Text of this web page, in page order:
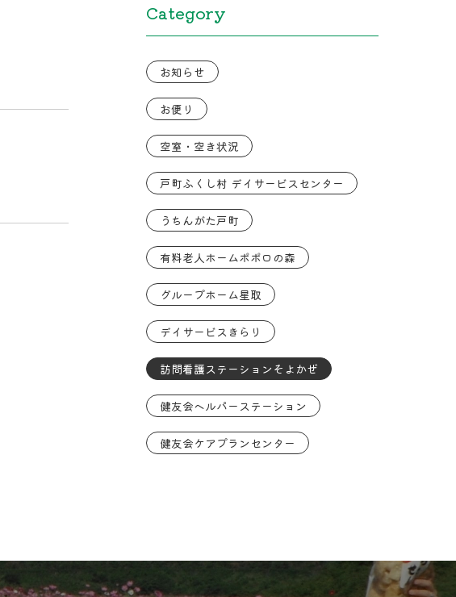
Category
お知らせ
お便り
空室・空き状況
戸町ふくし村 デイサービスセンター
うちんがた戸町
有料老人ホームポポロの森
グループホーム星取
デイサービスきらり
訪問看護ステーションそよかぜ
健友会ヘルパーステーション
健友会ケアプランセンター